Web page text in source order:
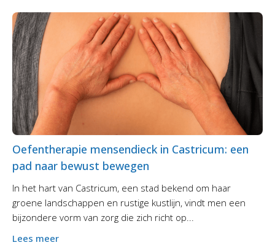
Oefentherapie mensendieck in Castricum: een
pad naar bewust bewegen
In het hart van Castricum, een stad bekend om haar
groene landschappen en rustige kustlijn, vindt men een
bijzondere vorm van zorg die zich richt op...
Lees meer